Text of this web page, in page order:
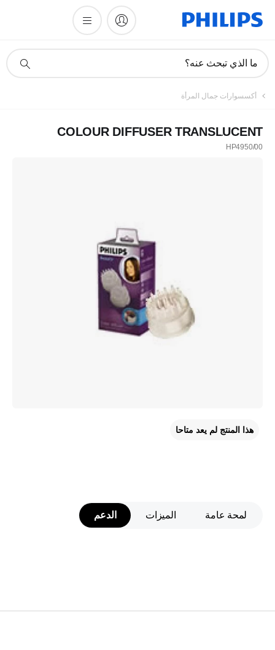
دعم
ما الذي تبحث عنه؟
أكسسوارات جمال المرأة
COLOUR DIFFUSER TRANSLUCENT
HP4950/00
هذا المنتج لم يعد متاحا
لمحة عامة الميزات الدعم